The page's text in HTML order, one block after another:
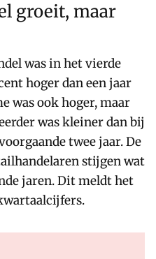
groeit, maar
was in het vierde
hoger dan een jaar
was ook hoger, maar
was kleiner dan bij
twee jaar. De
stijgen wat
jaren. Dit meldt het